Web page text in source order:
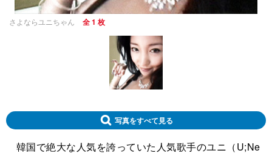
さよならユニちゃん 全 1 枚
写真をすべて見る
韓国で絶大な人気を誇っていた人気歌手のユニ（U;Ne